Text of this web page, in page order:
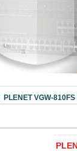
PLENET VGW-